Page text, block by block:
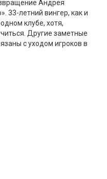
Андрея
33-летний вингер, как и
клубе, хотя,
Другие заметные
с уходом игроков в